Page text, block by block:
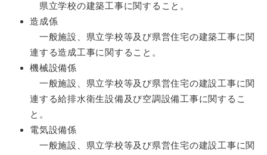
県立学校の建築工事に関すること。
造成係
一般施設、県立学校等及び県営住宅の建築工事に関
連する造成工事に関すること。
機械設備係
一般施設、県立学校等及び県営住宅の建設工事に関
連する給排水衛生設備及び空調設備工事に関するこ
と。
電気設備係
一般施設、県立学校等及び県営住宅の建設工事に関